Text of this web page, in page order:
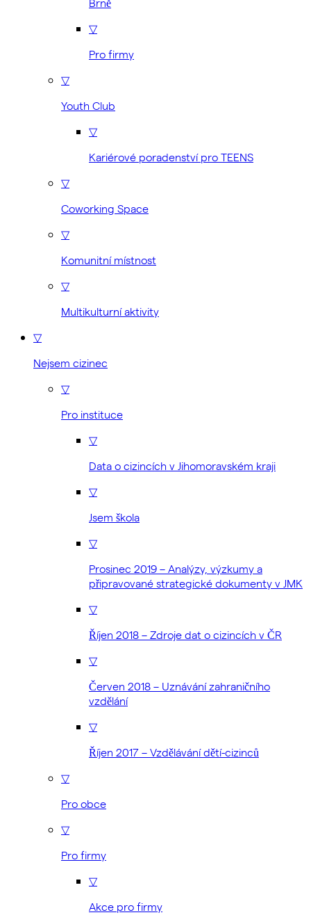
▽
Pro firmy
▽
Youth Club
▽
Kariérové poradenství pro TEENS
▽
Coworking Space
▽
Komunitní místnost
▽
Multikulturní aktivity
▽
Nejsem cizinec
▽
Pro instituce
▽
Data o cizincích v Jihomoravském kraji
▽
Jsem škola
▽
Prosinec 2019 – Analýzy, výzkumy a
připravované strategické dokumenty v JMK
▽
Říjen 2018 – Zdroje dat o cizincích v ČR
▽
Červen 2018 – Uznávání zahraničního
vzdělání
▽
Říjen 2017 – Vzdělávání dětí-cizinců
▽
Pro obce
▽
Pro firmy
▽
Akce pro firmy